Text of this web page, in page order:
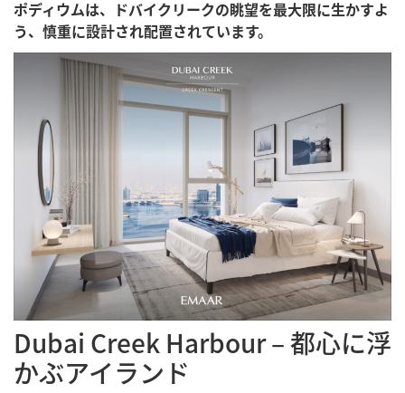
ポディウムは、ドバイクリークの眺望を最大限に生かすよ
う、慎重に設計され配置されています。
Dubai Creek Harbour – 都心に浮
かぶアイランド